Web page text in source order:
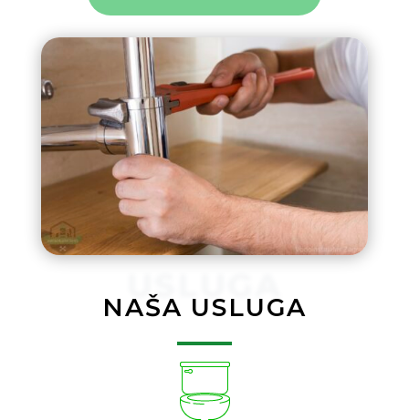
USLUGA
NAŠA USLUGA